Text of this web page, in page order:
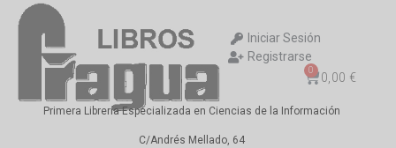
Iniciar Sesión
Registrarse
0,00 €
0
Primera Librería Especializada en Ciencias de la Información
C/Andrés Mellado, 64